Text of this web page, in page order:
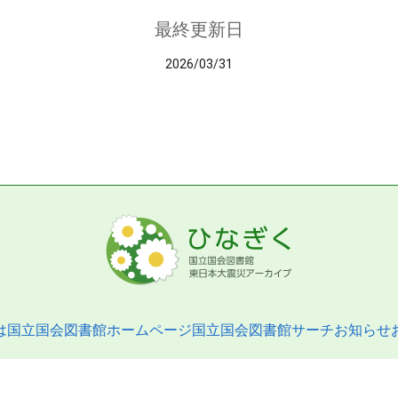
最終更新日
2026/03/31
国立国会図書館ホームページ国立国会図書館サーチお知らせ